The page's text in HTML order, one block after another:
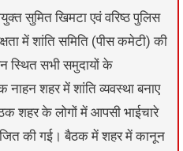
सुमित खिमटा एवं वरिष्ठ पुलिस
में शांति समिति (पीस कमेटी) की
स्थित सभी समुदायों के
नाहन शहर में शांति व्यवस्था बनाए
शहर के लोगों में आपसी भाईचारे
की गई। बैठक में शहर में कानून